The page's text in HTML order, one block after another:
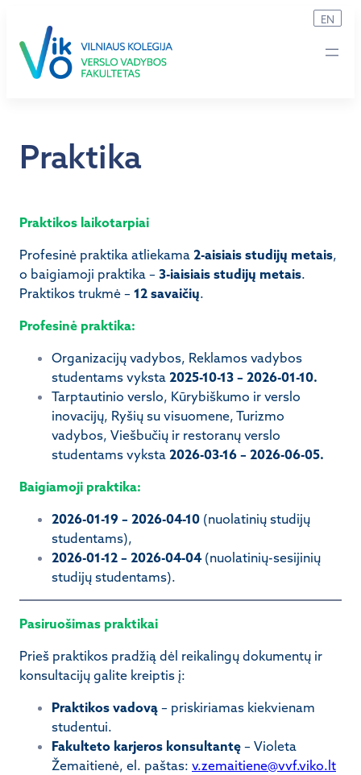
turinio
EN
Praktika
Praktikos laikotarpiai
Profesinė praktika atliekama 2-aisiais studijų metais,
o baigiamoji praktika – 3-iaisiais studijų metais.
Praktikos trukmė – 12 savaičių.
Profesinė praktika:
Organizacijų vadybos, Reklamos vadybos
studentams vyksta 2025-10-13 – 2026-01-10.
Tarptautinio verslo, Kūrybiškumo ir verslo
inovacijų, Ryšių su visuomene, Turizmo
vadybos, Viešbučių ir restoranų verslo
studentams vyksta 2026-03-16 – 2026-06-05.
Baigiamoji praktika:
2026-01-19 – 2026-04-10 (nuolatinių studijų
studentams),
2026-01-12 – 2026-04-04(nuolatinių-sesijinių
studijų studentams).
Pasiruošimas praktikai
Prieš praktikos pradžią dėl reikalingų dokumentų ir
konsultacijų galite kreiptis į:
Praktikos vadovą – priskiriamas kiekvienam
studentui.
Fakulteto karjeros konsultantę – Violeta
Žemaitienė, el. paštas: v.zemaitiene@vvf.viko.lt